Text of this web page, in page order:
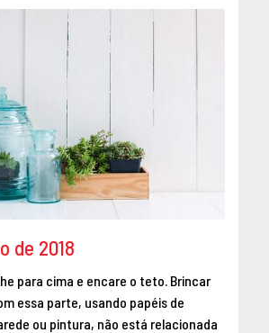
de 2018
para cima e encare o teto. Brincar
essa parte, usando papéis de
ou pintura, não está relacionada